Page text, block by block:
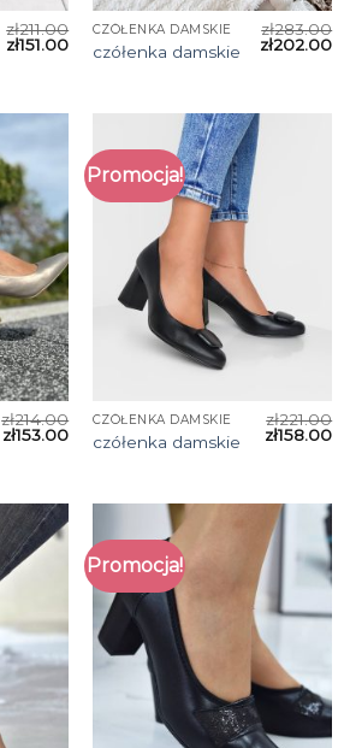
zł211.00
zł151.00
CZÓŁENKA DAMSKIE
czółenka damskie
zł283.00
zł202.00
zł214.00
zł153.00
Promocja!
CZÓŁENKA DAMSKIE
czółenka damskie
zł221.00
zł158.00
Promocja!